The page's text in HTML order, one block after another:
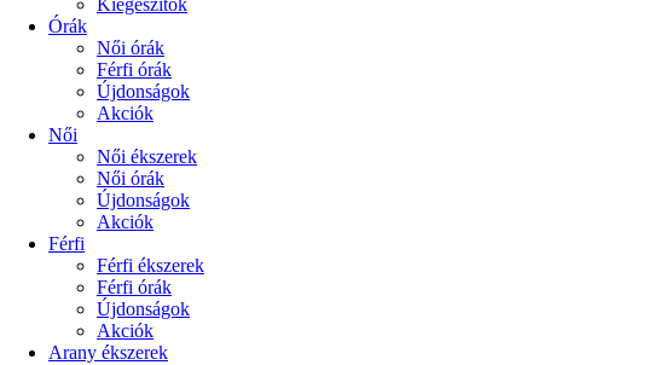
Kiegészítők
Órák
Női órák
Férfi órák
Újdonságok
Akciók
Női
Női ékszerek
Női órák
Újdonságok
Akciók
Férfi
Férfi ékszerek
Férfi órák
Újdonságok
Akciók
Arany ékszerek